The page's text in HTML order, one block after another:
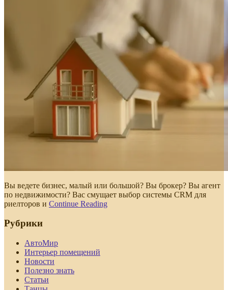
Вы ведете бизнес, малый или большой? Вы брокер? Вы агент
по недвижимости? Вас смущает выбор системы CRM для
риелторов и Continue Reading
Рубрики
АвтоМир
Интерьер помещений
Новости
Полезно знать
Статьи